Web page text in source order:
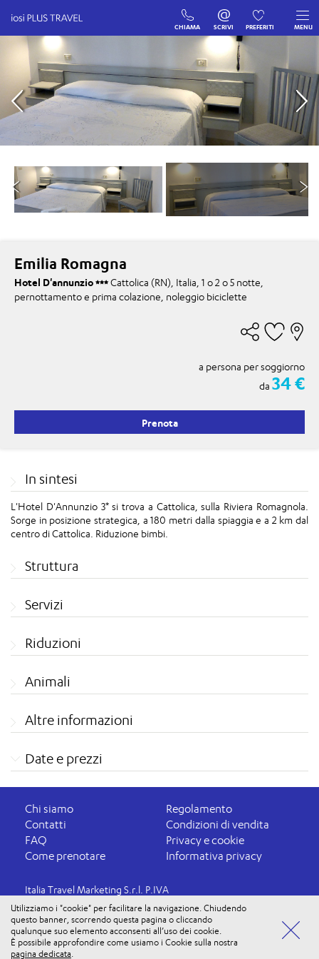
CHIAMA SCRIVI PREFERITI MENU
Emilia Romagna
Hotel D'annunzio
Cattolica (RN), Italia, 1 o 2 o 5 notte,
pernottamento e prima colazione, noleggio biciclette
a persona per soggiorno
da 34 €
Prenota
In sintesi
L'Hotel D'Annunzio 3* si trova a Cattolica, sulla Riviera Romagnola.
Sorge in posizione strategica, a 180 metri dalla spiaggia e a 2 km dal
centro di Cattolica. Riduzione bimbi.
Struttura
Servizi
Riduzioni
Animali
Altre informazioni
Date e prezzi
Vuoi usufruire di tutti i vantaggi di iosi PLUS? Accedi alla
tua Area Personale
Chi siamo
Contatti
FAQ
Come prenotare
Regolamento
Condizioni di vendita
Privacy e cookie
Informativa privacy
Italia Travel Marketing S.r.l. P.IVA
03816060234
Aut. Prov. VR 4737/10 - 15/09/2010
Polizza Ass. n. 177765037
Utilizziamo i "cookie" per facilitare la navigazione. Chiudendo
questo banner, scorrendo questa pagina o cliccando
qualunque suo elemento acconsenti all’uso dei cookie.
È possibile approfondire come usiamo i Cookie sulla nostra
pagina dedicata.